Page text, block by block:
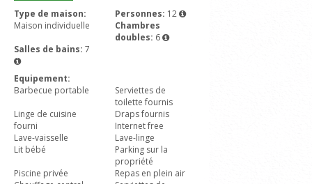
Type de maison:
Maison individuelle
Personnes: 12
Chambres
doubles: 6
Salles de bains: 7
Equipement:
Barbecue portable
Serviettes de
toilette fournis
Linge de cuisine
fourni
Draps fournis
Internet free
Lave-vaisselle
Lave-linge
Lit bébé
Parking sur la
propriété
Piscine privée
Repas en plein air